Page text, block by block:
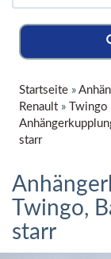
Startseite »
Renault » Twingo
starr
Twingo,
starr